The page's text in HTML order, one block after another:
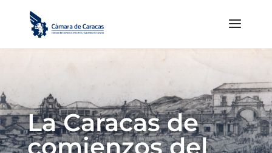
La Caracas de
comienzos del